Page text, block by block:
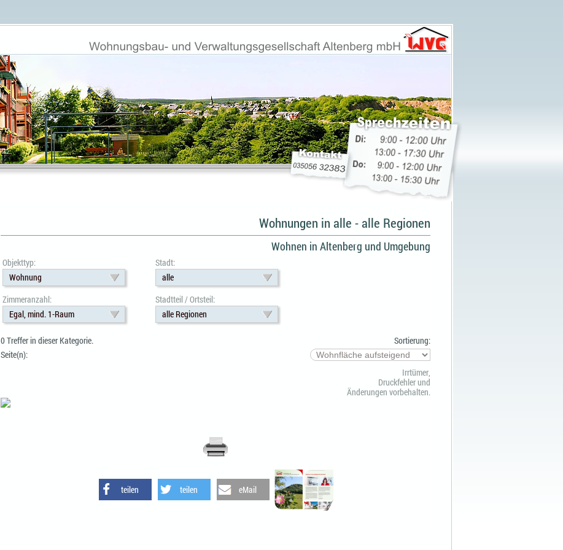
Wohnungen in alle - alle Regionen
Wohnen in Altenberg und Umgebung
Objekttyp:
Wohnung
Zimmeranzahl:
Egal, mind. 1-Raum
Stadt:
alle
Stadtteil / Ortsteil:
alle Regionen
Sortierung:
0 Treffer in dieser Kategorie.
Seite(n):
Irrtümer,
Druckfehler und
Änderungen vorbehalten.
teilen teilen eMail